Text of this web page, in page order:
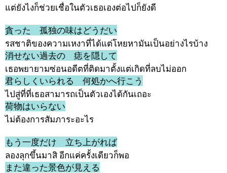
แต่ยังไงก็ช่วยเชื่อในตัวเธอเองต่อไปก็ยังดี
貪った 孤独の味はどうだい
รสชาติของความเหงาที่ได้แต่โหยหามันเป็นอย่างไรบ้าง
消せない過去の 痣を隠して
เธอพยายามซ่อนอดีตที่ติดมาตั้งแต่เกิดที่ลบไม่ออก
君らしくいられる 何処かへ行こう
ไปสู่ที่ที่เธอสามารถเป็นตัวเองได้กันเถอะ
荷物はいらない
ไม่ต้องการสัมภาระอะไร
もう一度だけ 立ち上がれば
ลองลุกขึ้นมาสิ อีกแค่ครั้งเดียวก็พอ
また違った景色が見える